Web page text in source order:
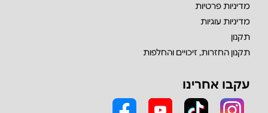
מדיניות פרטיות
מדיניות עוגיות
תקנון
תקנון החזרות, זיכויים והחלפות
עקבו אחרינו